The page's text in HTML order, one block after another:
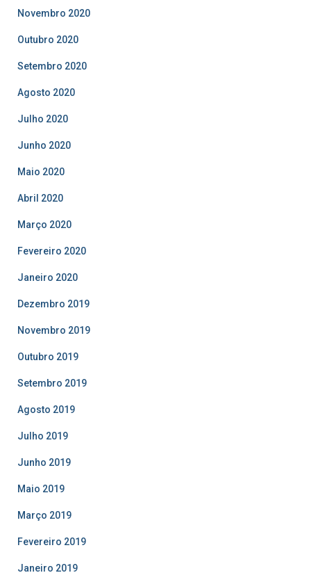
Novembro 2020
Outubro 2020
Setembro 2020
Agosto 2020
Julho 2020
Junho 2020
Maio 2020
Abril 2020
Março 2020
Fevereiro 2020
Janeiro 2020
Dezembro 2019
Novembro 2019
Outubro 2019
Setembro 2019
Agosto 2019
Julho 2019
Junho 2019
Maio 2019
Março 2019
Fevereiro 2019
Janeiro 2019